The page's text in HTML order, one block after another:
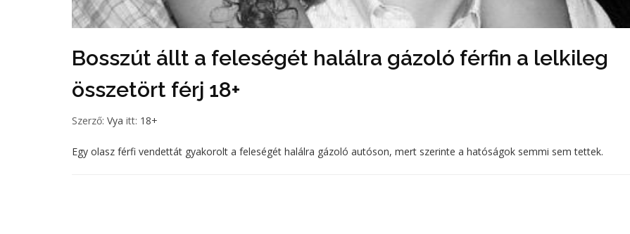
Bosszút állt a feleségét halálra gázoló férfin a lelkileg
összetört férj 18+
Szerző: Vya itt: 18+
Egy olasz férfi vendettát gyakorolt a feleségét halálra gázoló autóson, mert szerinte a hatóságok semmi sem tettek.